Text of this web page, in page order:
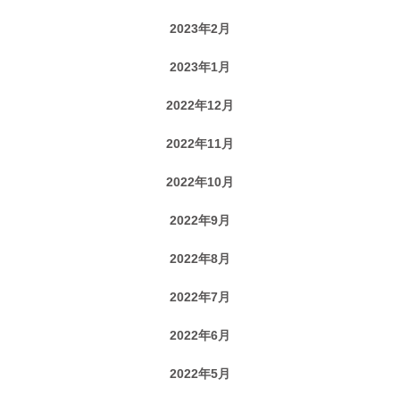
2023年2月
2023年1月
2022年12月
2022年11月
2022年10月
2022年9月
2022年8月
2022年7月
2022年6月
2022年5月